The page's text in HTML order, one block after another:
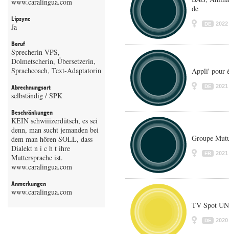
Lipsync
Ja
Beruf
Sprecherin VPS,
Dolmetscherin, Übersetzerin,
Sprachcoach, Text-Adaptatorin
Abrechnungsart
selbständig / SPK
Beschränkungen
KEIN schwiiizerdütsch, es sei
denn, man sucht jemanden bei
dem man hören SOLL, dass
Dialekt n i c h t ihre
Muttersprache ist.
www.caralingua.com
Anmerkungen
www.caralingua.com
de
DE 2022
Appli' pour
DE 2021
Groupe
FR 2021
TV Spot
DE 2020